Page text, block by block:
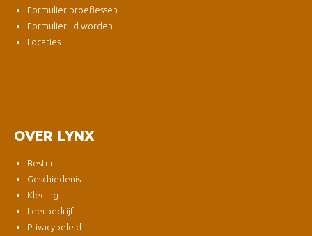
Formulier proeflessen
Formulier lid worden
Locaties
OVER LYNX
Bestuur
Geschiedenis
Kleding
Leerbedrijf
Privacybeleid